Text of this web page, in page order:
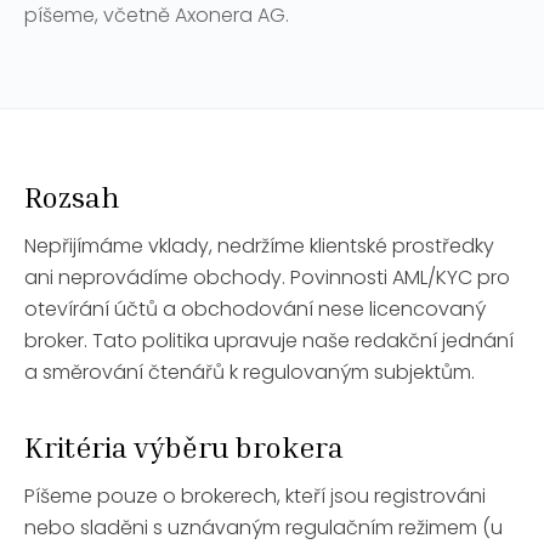
píšeme, včetně Axonera AG.
Rozsah
Nepřijímáme vklady, nedržíme klientské prostředky
ani neprovádíme obchody. Povinnosti AML/KYC pro
otevírání účtů a obchodování nese licencovaný
broker. Tato politika upravuje naše redakční jednání
a směrování čtenářů k regulovaným subjektům.
Kritéria výběru brokera
Píšeme pouze o brokerech, kteří jsou registrováni
nebo sladěni s uznávaným regulačním režimem (u